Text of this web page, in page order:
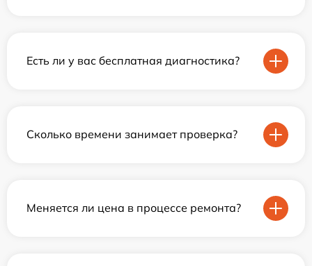
Есть ли у вас бесплатная диагностика?
Сколько времени занимает проверка?
Меняется ли цена в процессе ремонта?